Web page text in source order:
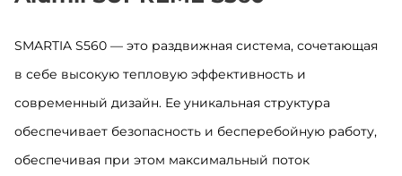
SMARTIA S560 — это раздвижная система, сочетающая
в себе высокую тепловую эффективность и
современный дизайн. Ee уникальная структура
обеспечивает безопасность и бесперебойную работу,
обеспечивая при этом максимальный поток